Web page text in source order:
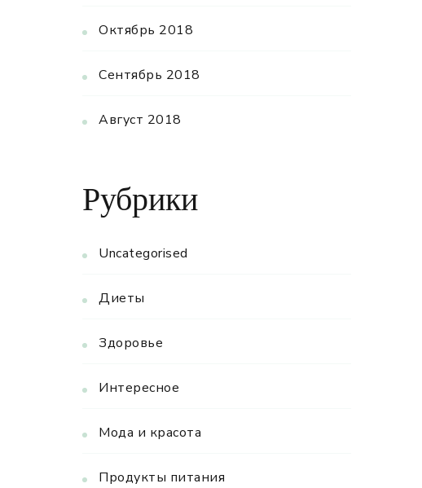
Октябрь 2018
Сентябрь 2018
Август 2018
Рубрики
Uncategorised
Диеты
Здоровье
Интересное
Мода и красота
Продукты питания